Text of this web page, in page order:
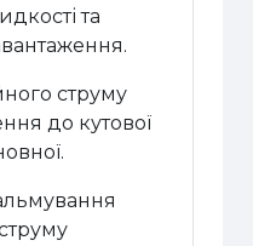
та
струму
до кутової